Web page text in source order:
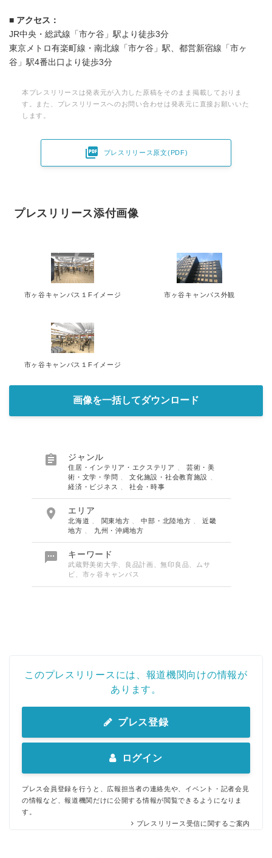
■ アクセス：
JR中央・総武線「市ケ谷」駅より徒歩3分
東京メトロ有楽町線・南北線「市ケ谷」駅、都営新宿線「市ヶ
谷」駅4番出口より徒歩3分
本プレスリリースは発表元が入力した原稿をそのまま掲載しておりま
す。また、プレスリリースへのお問い合わせは発表元に直接お願いいた
します。
 プレスリリース原文(PDF)
プレスリリース添付画像
市ヶ谷キャンパス１Fイメージ 市ヶ谷キャンパス外観
市ヶ谷キャンパス１Fイメージ
画像を一括してダウンロード
 ジャンル
住居・インテリア・エクステリア
芸術・美
術・文学・学問
、文化施設・社会教育施設
経済・ビジネス
、社会・時事
 エリア
北海道 関東地方 、中部・北陸地方 、近畿
地方
九州・沖縄地方
 キーワード
武蔵野美術大学、良品計画、無印良品、ムサ
ビ、市ヶ谷キャンパス
このプレスリリースには、報道機関向けの情報が
あります。
プレス登録
ログイン
プレス会員登録を行うと、広報担当者の連絡先や、イベント・記者会見
の情報など、報道機関だけに公開する情報が閲覧できるようになりま
す。
プレスリリース受信に関するご案内